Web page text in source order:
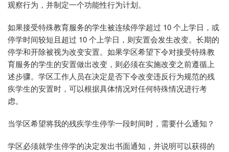
观察行为，并制定一个功能性行为计划。
如果接受特殊教育服务的学生被连续停学超过 10 个上学日，或
停学时间较短且超过 10 个上学日，则安置会发生改变。长期的
停学和开除被视为改变安置。如果学区希望下令对接受特殊教
育服务的学生的安置做出改变，则必须在实施改变之前遵循上
述步骤。学区工作人员在决定是否下令改变违反行为规范的残
疾学生的安置时，可以根据具体情况对任何特殊情况进行考
虑。
当学区希望将我的残疾学生停学一段时间时，需要什么通知？
学区必须就学生停学的决定发出书面通知，并说明可以获得的